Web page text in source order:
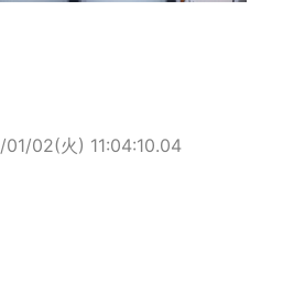
02(火) 11:04:10.04